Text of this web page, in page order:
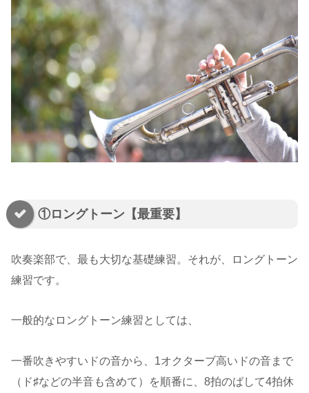
①ロングトーン【最重要】
吹奏楽部で、最も大切な基礎練習。それが、ロングトーン
練習です。
一般的なロングトーン練習としては、
一番吹きやすいドの音から、1オクターブ高いドの音まで
（ド♯などの半音も含めて）を順番に、8拍のばして4拍休